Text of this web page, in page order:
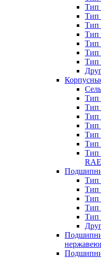
Тип
Тип
Тип
Тип
Тип
Тип
Тип
Тип
Тип
Тип
Тип
Тип
Тип
Тип
Тип
Тип
Тип
Тип
Тип